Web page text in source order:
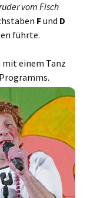
vom Fisch
Fund D
führte.
mit einem Tanz